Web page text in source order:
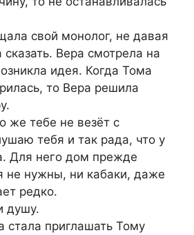
свой монолог, не давая
Вера смотрела на
идея. Когда Тома
то Вера решила
же тебе не везёт с
тебя и так рада, что у
Для него дом прежде
не нужны, ни кабаки, даже
редко.
душу.
стала приглашать Тому